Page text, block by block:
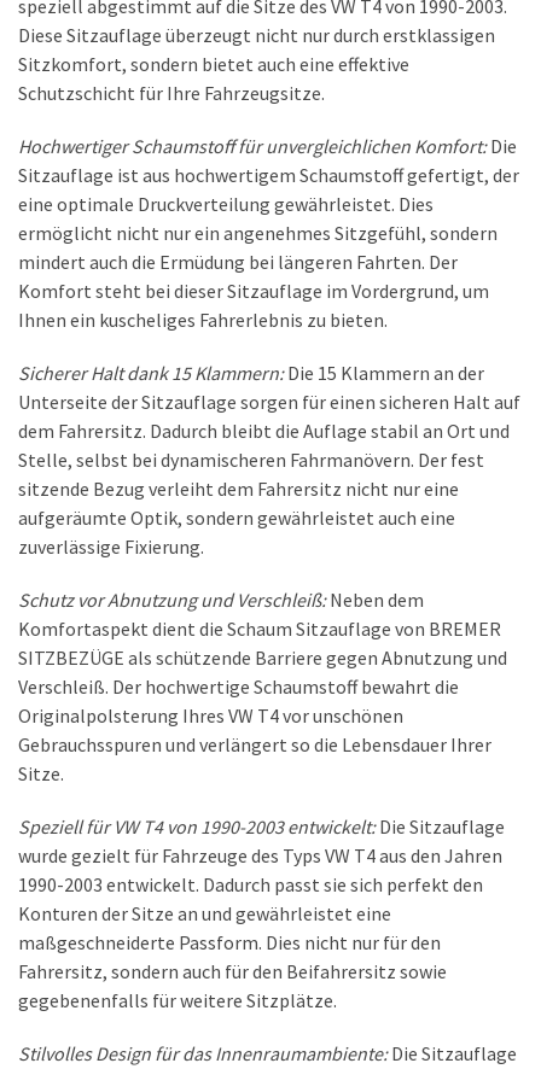
speziell abgestimmt auf die Sitze des VW T4 von 1990-2003.
Diese Sitzauflage überzeugt nicht nur durch erstklassigen
Sitzkomfort, sondern bietet auch eine effektive
Schutzschicht für Ihre Fahrzeugsitze.
Hochwertiger Schaumstoff für unvergleichlichen Komfort:Die
Sitzauflage ist aus hochwertigem Schaumstoff gefertigt, der
eine optimale Druckverteilung gewährleistet. Dies
ermöglicht nicht nur ein angenehmes Sitzgefühl, sondern
mindert auch die Ermüdung bei längeren Fahrten. Der
Komfort steht bei dieser Sitzauflage im Vordergrund, um
Ihnen ein kuscheliges Fahrerlebnis zu bieten.
Sicherer Halt dank 15 Klammern:Die 15 Klammern an der
Unterseite der Sitzauflage sorgen für einen sicheren Halt auf
dem Fahrersitz. Dadurch bleibt die Auflage stabil an Ort und
Stelle, selbst bei dynamischeren Fahrmanövern. Der fest
sitzende Bezug verleiht dem Fahrersitz nicht nur eine
aufgeräumte Optik, sondern gewährleistet auch eine
zuverlässige Fixierung.
Schutz vor Abnutzung und Verschleiß:Neben dem
Komfortaspekt dient die Schaum Sitzauflage von BREMER
SITZBEZÜGE als schützende Barriere gegen Abnutzung und
Verschleiß. Der hochwertige Schaumstoff bewahrt die
Originalpolsterung Ihres VW T4 vor unschönen
Gebrauchsspuren und verlängert so die Lebensdauer Ihrer
Sitze.
Speziell für VW T4 von 1990-2003 entwickelt:Die Sitzauflage
wurde gezielt für Fahrzeuge des Typs VW T4 aus den Jahren
1990-2003 entwickelt. Dadurch passt sie sich perfekt den
Konturen der Sitze an und gewährleistet eine
maßgeschneiderte Passform. Dies nicht nur für den
Fahrersitz, sondern auch für den Beifahrersitz sowie
gegebenenfalls für weitere Sitzplätze.
Stilvolles Design für das Innenraumambiente:Die Sitzauflage